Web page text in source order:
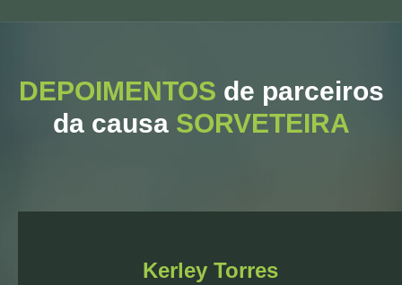
DEPOIMENTOS de parceiros
da causa SORVETEIRA
Kerley Torres